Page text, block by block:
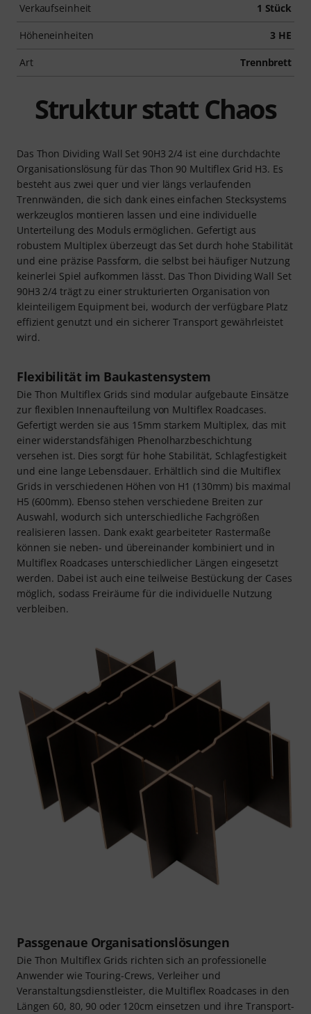
Verkaufseinheit 1 Stück
Höheneinheiten 3 HE
Art Trennbrett
Struktur statt Chaos
Das Thon Dividing Wall Set 90H3 2/4 ist eine durchdachte
Organisationslösung für das Thon 90 Multiflex Grid H3. Es
besteht aus zwei quer und vier längs verlaufenden
Trennwänden, die sich dank eines einfachen Stecksystems
werkzeuglos montieren lassen und eine individuelle
Unterteilung des Moduls ermöglichen. Gefertigt aus
robustem Multiplex überzeugt das Set durch hohe Stabilität
und eine präzise Passform, die selbst bei häufiger Nutzung
keinerlei Spiel aufkommen lässt. Das Thon Dividing Wall Set
90H3 2/4 trägt zu einer strukturierten Organisation von
kleinteiligem Equipment bei, wodurch der verfügbare Platz
effizient genutzt und ein sicherer Transport gewährleistet
wird.
Flexibilität im Baukastensystem
Die Thon Multiflex Grids sind modular aufgebaute Einsätze
zur flexiblen Innenaufteilung von Multiflex Roadcases.
Gefertigt werden sie aus 15mm starkem Multiplex, das mit
einer widerstandsfähigen Phenolharzbeschichtung
versehen ist. Dies sorgt für hohe Stabilität, Schlagfestigkeit
und eine lange Lebensdauer. Erhältlich sind die Multiflex
Grids in verschiedenen Höhen von H1 (130mm) bis maximal
H5 (600mm). Ebenso stehen verschiedene Breiten zur
Auswahl, wodurch sich unterschiedliche Fachgrößen
realisieren lassen. Dank exakt gearbeiteter Rastermaße
können sie neben- und übereinander kombiniert und in
Multiflex Roadcases unterschiedlicher Längen eingesetzt
werden. Dabei ist auch eine teilweise Bestückung der Cases
möglich, sodass Freiräume für die individuelle Nutzung
verbleiben.
Passgenaue Organisationslösungen
Die Thon Multiflex Grids richten sich an professionelle
Anwender wie Touring-Crews, Verleiher und
Veranstaltungsdienstleister, die Multiflex Roadcases in den
Längen 60, 80, 90 oder 120cm einsetzen und ihre Transport-